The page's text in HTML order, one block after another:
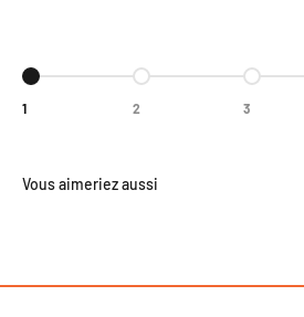
Aller à l'élément 1
1
Aller à l'élément 2
2
Aller à
3